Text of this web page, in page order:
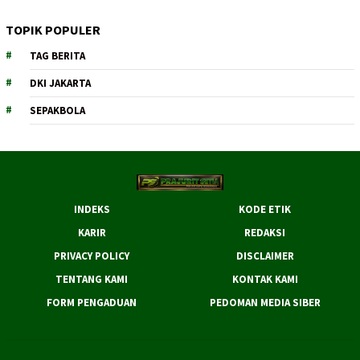
TOPIK POPULER
TAG BERITA
DKI JAKARTA
SEPAKBOLA
INDEKS
KODE ETIK
KARIR
REDAKSI
PRIVACY POLICY
DISCLAIMER
TENTANG KAMI
KONTAK KAMI
FORM PENGADUAN
PEDOMAN MEDIA SIBER